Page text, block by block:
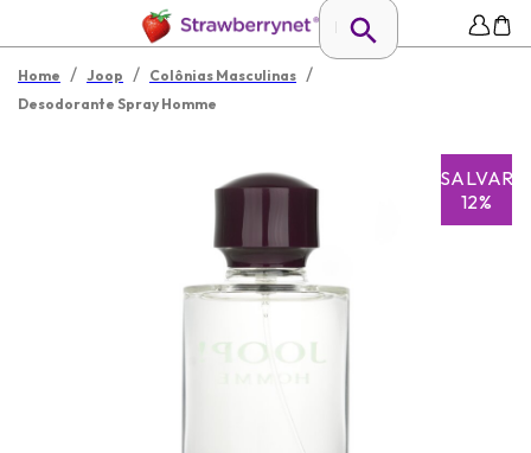
Home / Joop / Colônias Masculinas /
Desodorante Spray Homme
SALVAR
12%